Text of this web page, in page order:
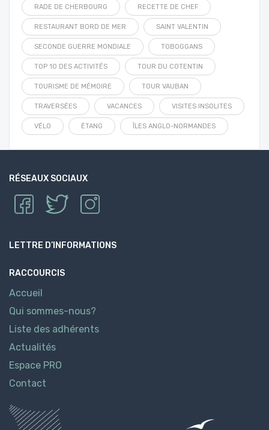
RADE DE CHERBOURG RECETTE DE CHEF
RESTAURANT BORD DE MER SAINT VALENTIN
SECONDE GUERRE MONDIALE TOBOGGANS
TOP 10 DES ACTIVITÉS TOUR DU COTENTIN
TOURISME DE MÉMOIRE TOUR VAUBAN
TRAVERSÉES VACANCES VISITES INSOLITES
VÉLO ÉTANG ÎLES ANGLO-NORMANDES
RÉSEAUX SOCIAUX
LETTRE D’INFORMATIONS
RACCOURCIS
Accueil
Qui sommes-nous?
Liste des adhérents
Actualités
Espace PRO
Contact